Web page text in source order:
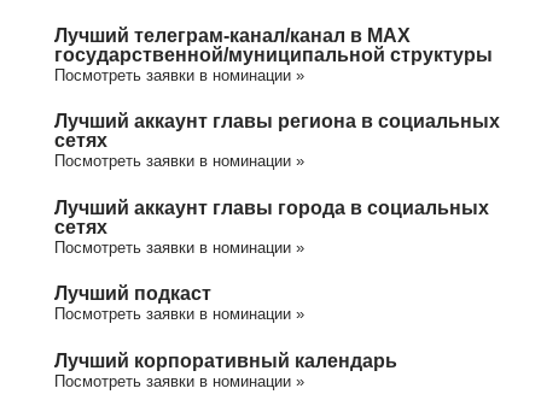
Лучший телеграм-канал/канал в МАХ
государственной/муниципальной структуры
Посмотреть заявки в номинации »
Лучший аккаунт главы региона в социальных
сетях
Посмотреть заявки в номинации »
Лучший аккаунт главы города в социальных
сетях
Посмотреть заявки в номинации »
Лучший подкаст
Посмотреть заявки в номинации »
Лучший корпоративный календарь
Посмотреть заявки в номинации »